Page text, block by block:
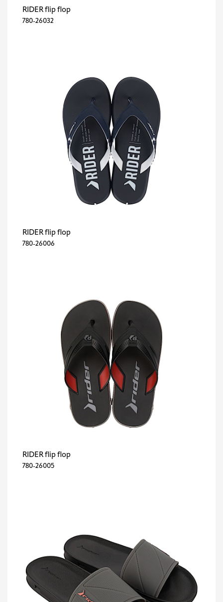
RIDER flip flop
780-26032
RIDER flip flop
780-26006
RIDER flip flop
780-26005